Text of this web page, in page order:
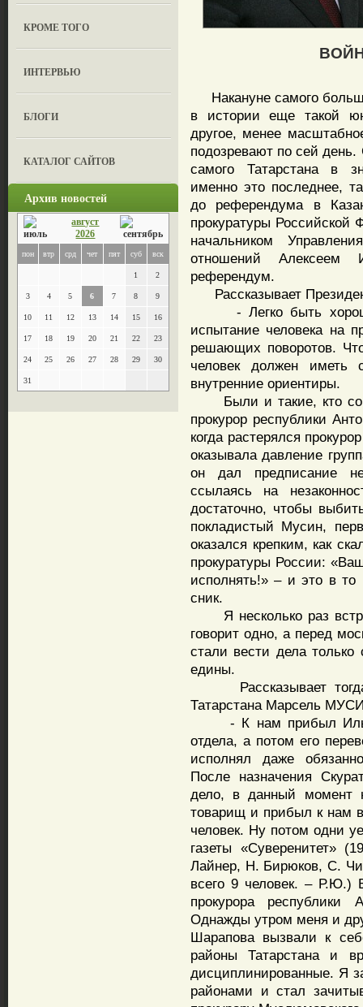
КРОМЕ ТОГО
ИНТЕРВЬЮ
БЛОГИ
КАТАЛОГ САЙТОВ
Архив новостей
август
2026
пон втр срд чет пят суб вск
1 2
3 4 5 6 7 8 9
10 11 12 13 14 15 16
17 18 19 20 21 22 23
24 25 26 27 28 29 30
31
Накануне самого
в истории еще такой
другое, менее
подозревают по сей
самого Татарстана в
именно это последнее,
до референдума в
прокуратуры Российской
начальником
отношений Алексеем
референдум.
Рассказывает
- Легко быть
испытание человека на
решающих поворотов.
человек должен иметь
внутренние ориентиры.
Были и такие, кто
прокурор республики
когда растерялся
оказывала давление
он дал предписание не
ссылаясь на
достаточно, чтобы
покладистый Мусин,
оказался крепким, как
прокуратуры России:
исполнять!» – и это в то
сник.
Я несколько раз
говорит одно, а перед
стали вести дела
едины.
Рассказывает
Татарстана Марсель
- К нам прибыл
отдела, а потом его
исполнял даже
После назначения
дело, в данный момент
товарищ и прибыл к нам
человек. Ну потом одни
газеты «Суверенитет»
Лайнер, Н. Бирюков, С.
всего 9 человек. – Р.Ю.)
прокурора
Однажды утром меня и
Шарапова вызвали к
районы Татарстана и
дисциплинированные. Я
районами и стал